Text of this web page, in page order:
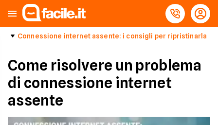
Connessione internet assente: i consigli per ripristinarla
Come risolvere un problema
di connessione internet
assente